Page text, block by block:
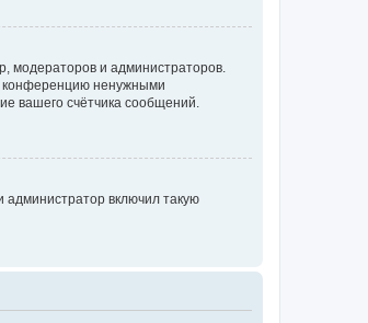
и администраторов.
конференцию ненужными
вашего счётчика сообщений.
администратор включил такую